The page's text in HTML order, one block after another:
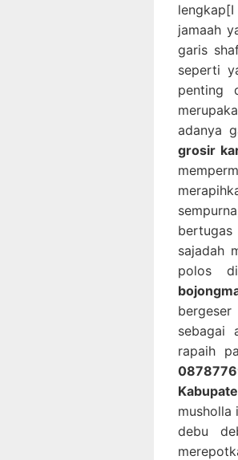
jamaah
garis
seperti
penting
adanya
grosir
sajadah
polos
sebagai
rapaih
musholla
debu